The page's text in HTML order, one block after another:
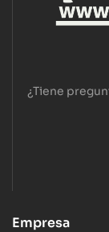
¿Tiene
Empresa